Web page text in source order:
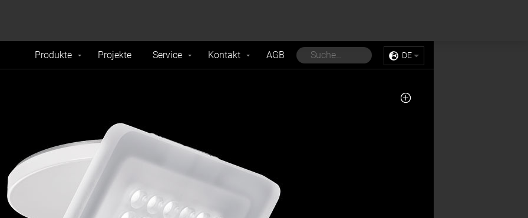
Produkte Projekte Service Kontakt AGB DE